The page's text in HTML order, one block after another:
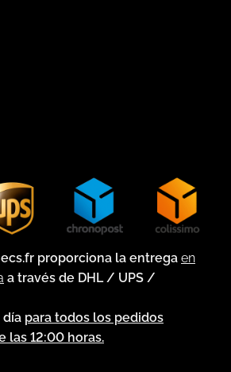
proporciona la entrega en
a través de DHL / UPS /
día para todos los pedidos
las 12:00 horas.